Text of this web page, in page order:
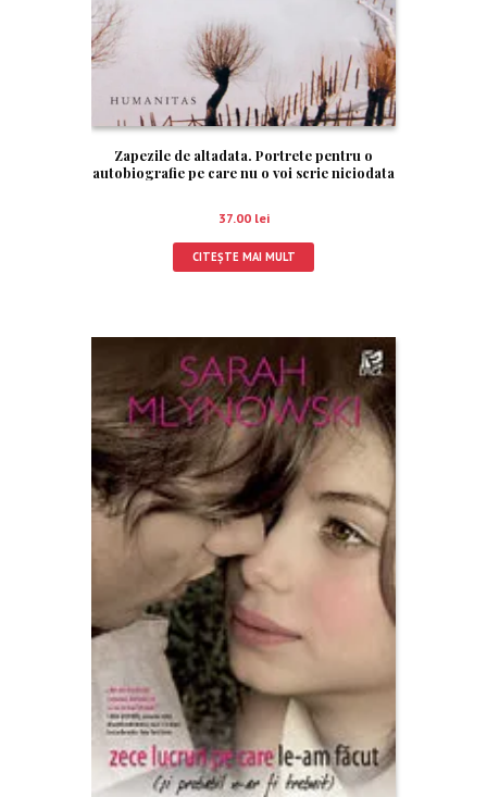
Zapezile de altadata. Portrete pentru o
autobiografie pe care nu o voi scrie niciodata
37.00 lei
CITEȘTE MAI MULT